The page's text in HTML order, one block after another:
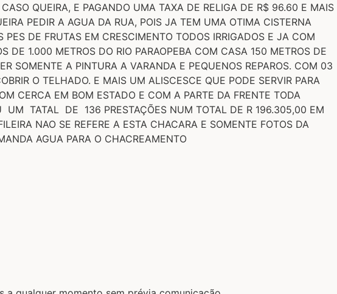
QUEIRA, E PAGANDO UMA TAXA DE RELIGA DE R$ 96.60 E MAIS
PEDIR A AGUA DA RUA, POIS JA TEM UMA OTIMA CISTERNA
DE FRUTAS EM CRESCIMENTO TODOS IRRIGADOS E JA COM
DE 1.000 METROS DO RIO PARAOPEBA COM CASA 150 METROS DE
SOMENTE A PINTURA A VARANDA E PEQUENOS REPAROS. COM 03
O TELHADO. E MAIS UM ALISCESCE QUE PODE SERVIR PARA
CERCA EM BOM ESTADO E COM A PARTE DA FRENTE TODA
UM TATAL DE 136 PRESTAÇÕES NUM TOTAL DE R 196.305,00 EM
NAO SE REFERE A ESTA CHACARA E SOMENTE FOTOS DA
AGUA PARA O CHACREAMENTO